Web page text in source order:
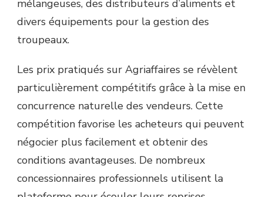
mélangeuses, des distributeurs d’aliments et
divers équipements pour la gestion des
troupeaux.
Les prix pratiqués sur Agriaffaires se révèlent
particulièrement compétitifs grâce à la mise en
concurrence naturelle des vendeurs. Cette
compétition favorise les acheteurs qui peuvent
négocier plus facilement et obtenir des
conditions avantageuses. De nombreux
concessionnaires professionnels utilisent la